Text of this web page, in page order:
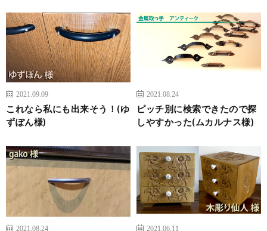
2021.09.09
これなら私にも出来そう！(ゆ
ずぽん様)
2021.08.24
ピッチ別に検索できたので探
しやすかった(ムカルナス様)
2021.08.24 2021.06.11